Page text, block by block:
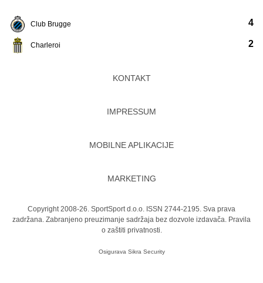
Club Brugge
Charleroi
4
2
KONTAKT
IMPRESSUM
MOBILNE APLIKACIJE
MARKETING
Copyright 2008-26. SportSport d.o.o. ISSN 2744-2195. Sva prava
zadržana. Zabranjeno preuzimanje sadržaja bez dozvole izdavača. Pravila
o zaštiti privatnosti.
Osigurava Sikra Security